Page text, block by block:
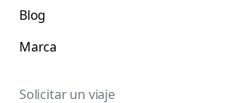
Blog
Marca
Solicitar un viaje